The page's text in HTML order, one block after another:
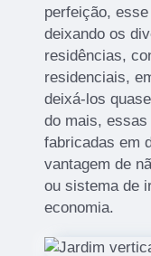
perfeição,
deixando os
residências,
residenciais,
deixá-los
do mais,
fabricadas em
vantagem de
ou sistema de
economia.